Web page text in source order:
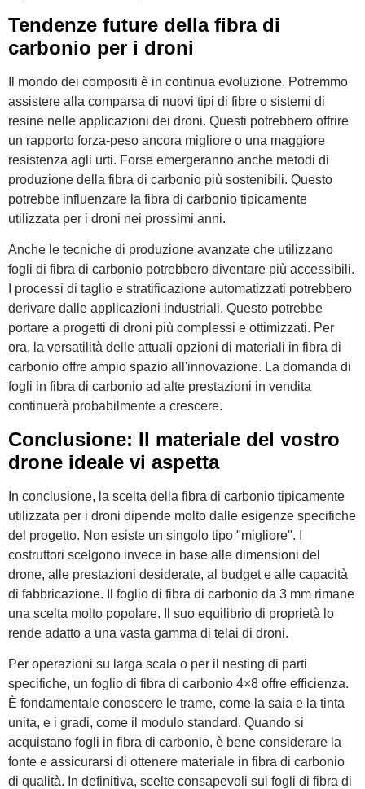
Tendenze future della fibra di
carbonio per i droni
Il mondo dei compositi è in continua evoluzione. Potremmo
assistere alla comparsa di nuovi tipi di fibre o sistemi di
resine nelle applicazioni dei droni. Questi potrebbero offrire
un rapporto forza-peso ancora migliore o una maggiore
resistenza agli urti. Forse emergeranno anche metodi di
produzione della fibra di carbonio più sostenibili. Questo
potrebbe influenzare la fibra di carbonio tipicamente
utilizzata per i droni nei prossimi anni.
Anche le tecniche di produzione avanzate che utilizzano
fogli di fibra di carbonio potrebbero diventare più accessibili.
I processi di taglio e stratificazione automatizzati potrebbero
derivare dalle applicazioni industriali. Questo potrebbe
portare a progetti di droni più complessi e ottimizzati. Per
ora, la versatilità delle attuali opzioni di materiali in fibra di
carbonio offre ampio spazio all'innovazione. La domanda di
fogli in fibra di carbonio ad alte prestazioni in vendita
continuerà probabilmente a crescere.
Conclusione: Il materiale del vostro
drone ideale vi aspetta
In conclusione, la scelta della fibra di carbonio tipicamente
utilizzata per i droni dipende molto dalle esigenze specifiche
del progetto. Non esiste un singolo tipo "migliore". I
costruttori scelgono invece in base alle dimensioni del
drone, alle prestazioni desiderate, al budget e alle capacità
di fabbricazione. Il foglio di fibra di carbonio da 3 mm rimane
una scelta molto popolare. Il suo equilibrio di proprietà lo
rende adatto a una vasta gamma di telai di droni.
Per operazioni su larga scala o per il nesting di parti
specifiche, un foglio di fibra di carbonio 4×8 offre efficienza.
È fondamentale conoscere le trame, come la saia e la tinta
unita, e i gradi, come il modulo standard. Quando si
acquistano fogli in fibra di carbonio, è bene considerare la
fonte e assicurarsi di ottenere materiale in fibra di carbonio
di qualità. In definitiva, scelte consapevoli sui fogli di fibra di